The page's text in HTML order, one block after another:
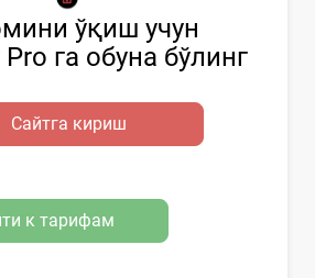
ўқиш учун
га обуна бўлинг
Сайтга кириш
к тарифам